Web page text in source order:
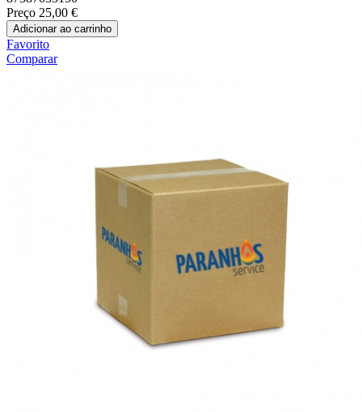
Preço 25,00 €
Adicionar ao carrinho
Favorito
Comparar